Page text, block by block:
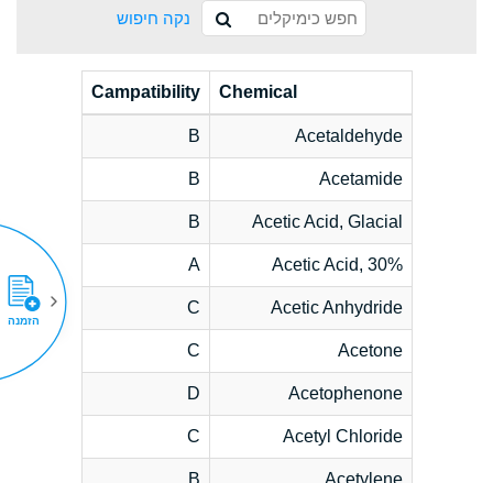
נקה חיפוש
Chemical
Campatibility
Acetaldehyde
B
Acetamide
B
Acetic Acid, Glacial
B
Acetic Acid, 30%
A
Acetic Anhydride
C
Acetone
C
Acetophenone
D
Acetyl Chloride
C
Acetylene
B
הזמנה